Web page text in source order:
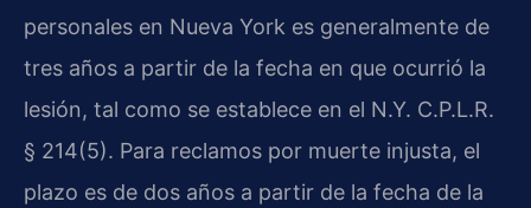
personales en Nueva York es generalmente de
tres años a partir de la fecha en que ocurrió la
lesión, tal como se establece en el N.Y. C.P.L.R.
§ 214(5). Para reclamos por muerte injusta, el
plazo es de dos años a partir de la fecha de la